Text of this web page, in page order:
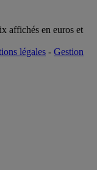
affichés en euros et
légales - Gestion